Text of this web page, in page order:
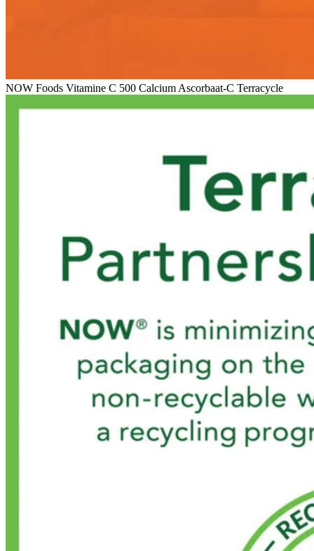
NOW Foods Vitamine C 500 Calcium Ascorbaat-C Terracycle